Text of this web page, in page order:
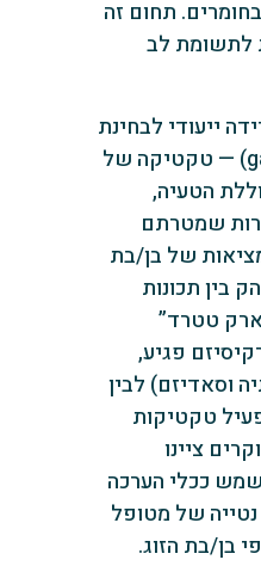
תחום זה
לתשומת לב
ייעודי לבחינת
גזלייטינג (gaslighting) — טקטיקה של
הטעיה,
שמטרתם
של בן/בת
בין תכונות
טטרד”
פגיע,
וסאדיזם) לבין
טקטיקות
ציינו
ככלי הערכה
נטייה של מטופל
בן/בת הזוג.